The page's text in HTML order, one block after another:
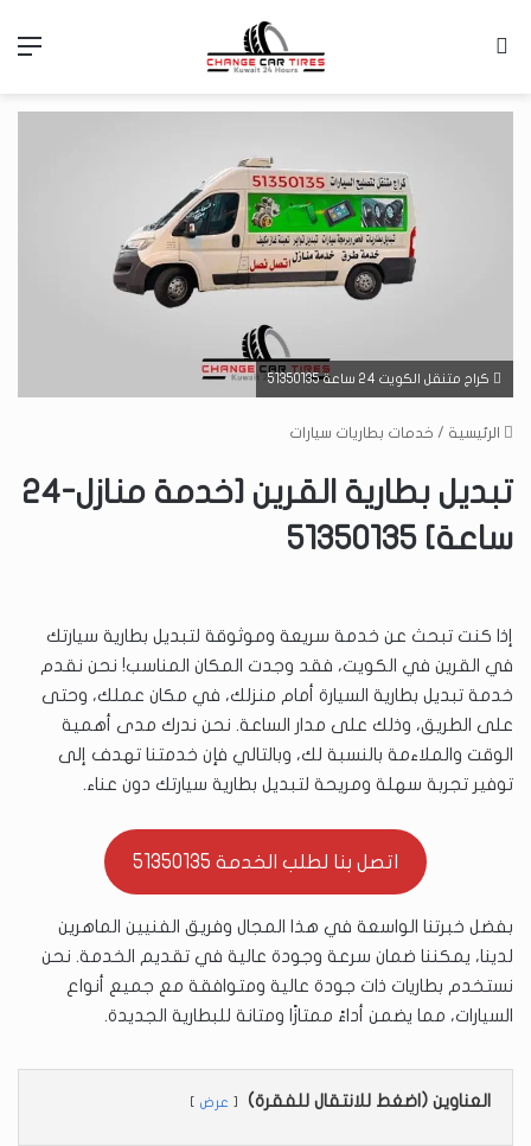
كراج متنقل الكويت 24 ساعة 51350135
الرئيسية / خدمات بطاريات سيارات
تبديل بطارية القرين [خدمة منازل-24
ساعة] 51350135
إذا كنت تبحث عن خدمة سريعة وموثوقة لتبديل بطارية سيارتك
في القرين في الكويت، فقد وجدت المكان المناسب! نحن نقدم
خدمة تبديل بطارية السيارة أمام منزلك، في مكان عملك، وحتى
على الطريق، وذلك على مدار الساعة. نحن ندرك مدى أهمية
الوقت والملاءمة بالنسبة لك، وبالتالي فإن خدمتنا تهدف إلى
توفير تجربة سهلة ومريحة لتبديل بطارية سيارتك دون عناء.
اتصل بنا لطلب الخدمة 51350135
بفضل خبرتنا الواسعة في هذا المجال وفريق الفنيين الماهرين
لدينا، يمكننا ضمان سرعة وجودة عالية في تقديم الخدمة. نحن
نستخدم بطاريات ذات جودة عالية ومتوافقة مع جميع أنواع
السيارات، مما يضمن أداءً ممتازًا ومتانة للبطارية الجديدة.
العناوين (اضغط للانتقال للفقرة) عرض